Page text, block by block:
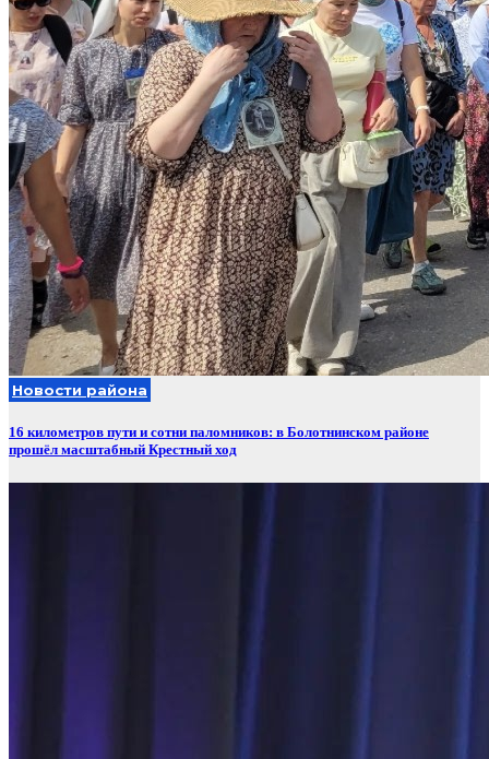
Новости района
16 километров пути и сотни паломников: в Болотнинском районе
прошёл масштабный Крестный ход